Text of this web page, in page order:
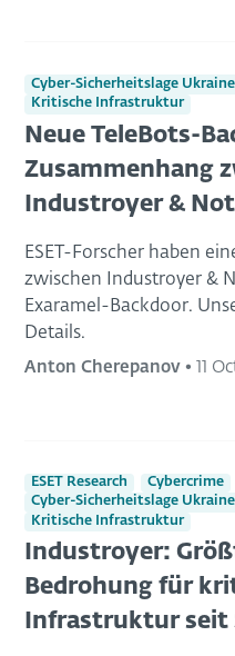
Cyber-Sicherheitslage Ukraine
Kritische Infrastruktur
Neue TeleBots-
Zusammenhang
Industroyer &
ESET-Forscher haben
zwischen Industroyer &
Exaramel-Backdoor.
Details.
Anton Cherepanov • 11
ESET Research
Cybercrime
Cyber-Sicherheitslage Ukraine
Kritische Infrastruktur
Industroyer:
Bedrohung für
Infrastruktur seit